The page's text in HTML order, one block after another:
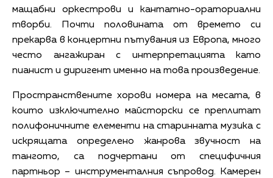
мащабни оркестрови и кантатно-ораториални
творби. Почти половината от времето си
прекарва в концертни пътувания из Европа, много
често ангажиран с интерпретацията като
пианист и диригент именно на това произведение.
Пространствените хорови номера на месата, в
които изключително майсторски се преплитат
полифоничните елементи на старинната музика с
искрящата определено жанрова звучност на
тангото, са подчертани от специфичния
партньор – инструменталния съпровод. Камерен